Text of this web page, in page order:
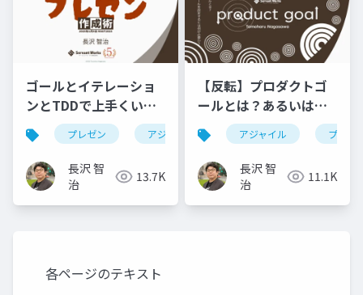
ゴールとイテレーショ
ンとTDDで上手くいく
プレゼン作成術
プレゼン アジャイル ebm rsgt2025
長沢 智
治
13.7K
【反転】プロダクトゴ
ールとは？あるいはプ
ロダクトのゴールを設
定するには何が必要
か？
アジャイル プロダ
長沢 智
治
11.1K
各ページのテキスト